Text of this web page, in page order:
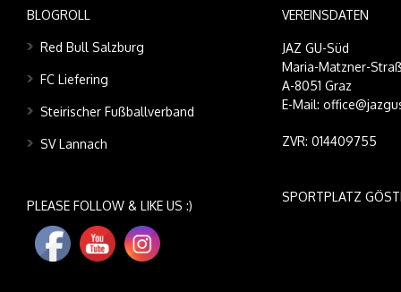
BLOGROLL
Red Bull Salzburg
FC Liefering
Steirischer Fußballverband
SV Lannach
PLEASE FOLLOW & LIKE US :)
VEREINSDATEN
JAZ GU-Süd
Maria-Matzner-
A-8051 Graz
E-Mail:
ZVR: 014409755
SPORTPLATZ